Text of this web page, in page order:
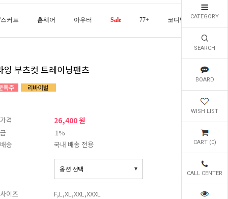
CATEGORY
SEARCH
BOARD
WISH LIST
CART (0)
CALL CENTER
커트 홈웨어 아우터 Sale 77+ 코디템 오늘발송
잉 부츠컷 트레이닝팬츠
격 26,400 원
1%
송
국내 배송 전용
이즈 F,L,XL,XXL,XXXL